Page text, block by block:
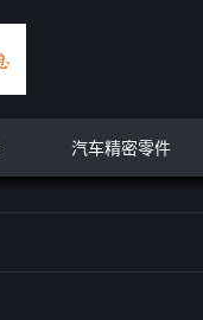
汽车精密零件